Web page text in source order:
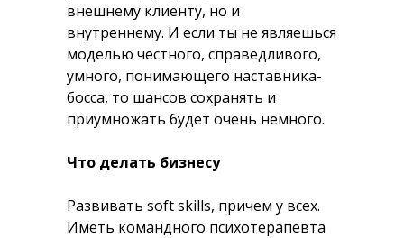
внешнему клиенту, но и
внутреннему. И если ты не являешься
моделью честного, справедливого,
умного, понимающего наставника-
босса, то шансов сохранять и
приумножать будет очень немного.
Что делать бизнесу
Развивать soft skills, причем у всех.
Иметь командного психотерапевта